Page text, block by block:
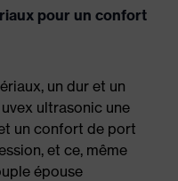
pour un confort
un dur et un
ultrasonic une
un confort de port
et ce, même
épouse